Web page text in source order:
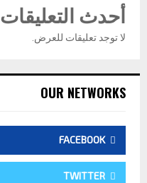
أحدث التعليقات
لا توجد تعليقات للعرض.
OUR NETWORKS
FACEBOOK
TWITTER